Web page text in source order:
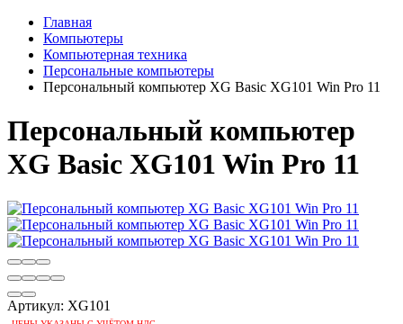
Главная
Компьютеры
Компьютерная техника
Персональные компьютеры
Персональный компьютер XG Basic XG101 Win Pro 11
Персональный компьютер
XG Basic XG101 Win Pro 11
Артикул: XG101